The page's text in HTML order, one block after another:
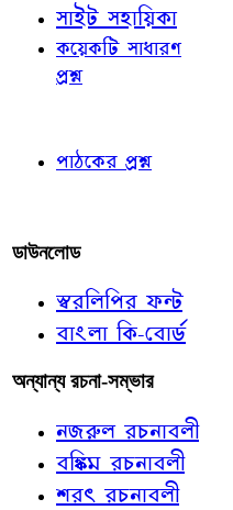
সাইট সহায়িকা
কয়েকটি সাধারণ
প্রশ্ন
পাঠকের প্রশ্ন
ডাউনলোড
স্বরলিপির ফন্ট
বাংলা কি-বোর্ড
অন্যান্য রচনা-সম্ভার
নজরুল রচনাবলী
বঙ্কিম রচনাবলী
শরৎ রচনাবলী